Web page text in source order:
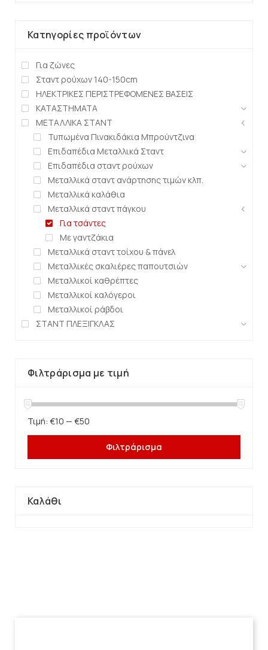
Κατηγορίες προϊόντων
Για ζώνες
Σταντ ρούχων 140-150cm
ΗΛΕΚΤΡΙΚΕΣ ΠΕΡΙΣΤΡΕΦΟΜΕΝΕΣ ΒΑΣΕΙΣ
ΚΑΤΑΣΤΗΜΑΤΑ
ΜΕΤΑΛΛΙΚΑ ΣΤΑΝΤ
Τυπωμένα Πινακιδάκια Μπρούντζινα
Επιδαπέδια Μεταλλικά Σταντ
Επιδαπέδια σταντ ρούχων
Μεταλλικά σταντ ανάρτησης τιμών κλπ.
Μεταλλικά καλάθια
Μεταλλικά σταντ πάγκου
Για τσάντες
Με γαντζάκια
Μεταλλικά σταντ τοίχου & πάνελ
Μεταλλικές σκαλιέρες παπουτσιών
Μεταλλικοί καθρέπτες
Μεταλλικοί καλόγεροι
Μεταλλικοί ράβδοι
ΣΤΑΝΤ ΠΛΕΞΙΓΚΛΑΣ
Φιλτράρισμα με τιμή
Φιλτράρισμα
Τιμή: €10 — €50
Καλάθι